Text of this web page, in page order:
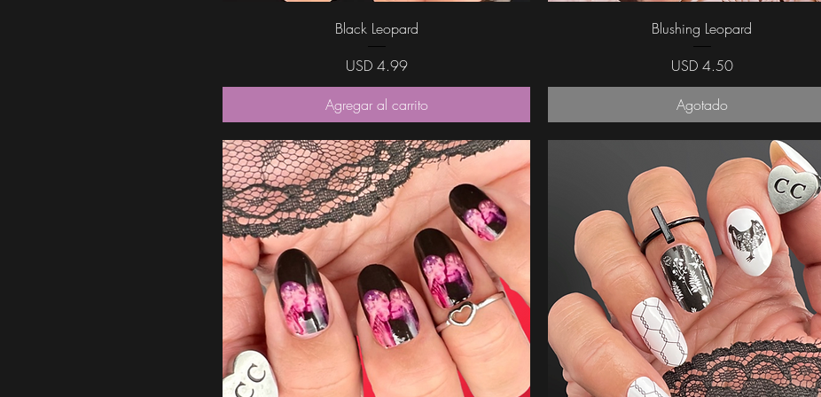
Vista rápida
Black Leopard
Precio
USD 4.99
Agregar al carrito
Vista rápida
Blushing Leopard
Precio
USD 4.50
Agotado